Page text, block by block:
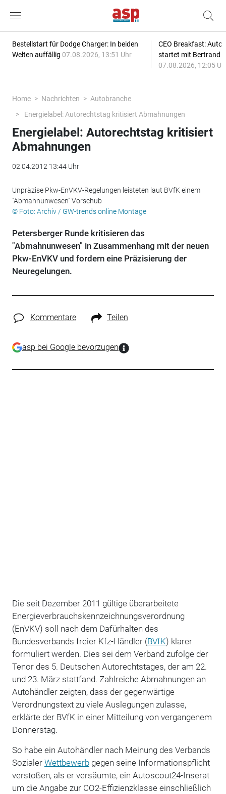
Bestellstart für Dodge Charger: In beiden
Welten auffällig 07.08.2026, 13:51 Uhr
CEO Breakfast:
startet mit Bertrand
07.08.2026, 12:05
Home Nachrichten
Autobranche
Energielabel: Autorechtstag kritisiert Abmahnungen
Energielabel: Autorechtstag kritisiert
Abmahnungen
02.04.2012 13:44 Uhr
Unpräzise Pkw-EnVKV-Regelungen leisteten laut BVfK einem
"Abmahnunwesen" Vorschub
© Foto: Archiv / GW-trends online Montage
Petersberger Runde kritisieren das
"Abmahnunwesen" in Zusammenhang mit der neuen
Pkw-EnVKV und fordern eine Präzisierung der
Neuregelungen.
Kommentare Teilen
asp bei Google bevorzugen
Die seit Dezember 2011 gültige überarbeitete
Energieverbrauchskennzeichnungsverordnung
(EnVKV) soll nach dem Dafürhalten des
Bundesverbands freier Kfz-Händler (BVfK) klarer
formuliert werden. Dies sei dem Verband zufolge der
Tenor des 5. Deutschen Autorechtstages, der am 22.
und 23. März stattfand. Zahlreiche Abmahnungen an
Autohändler zeigten, dass der gegenwärtige
Verordnungstext zu viele Auslegungen zulasse,
erklärte der BVfK in einer Mitteilung von vergangenem
Donnerstag.
So habe ein Autohändler nach Meinung des Verbands
Sozialer Wettbewerbgegen seine Informationspflicht
verstoßen, als er versäumte, ein Autoscout24-Inserat
um die Angabe zur CO2-Effizienzklasse einschließlich